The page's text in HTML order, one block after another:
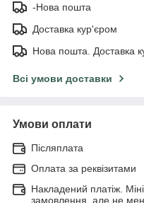
-Нова пошта
Доставка кур'єром
Нова пошта. Доставка
Всі умови доставки
Умови оплати
Післяплата
Оплата за реквізитами
Накладений платіж.
замовлення, але не